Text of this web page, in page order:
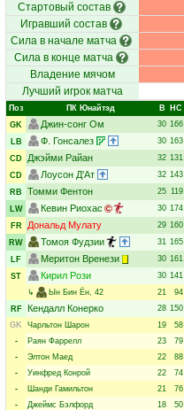
Стартовый состав
Игравший состав
Сила в начале матча
Сила в конце матча
Владение мячом
Лучший игрок матча
Поз ПК Юнайтэд В НC
GK
Джин-сонг Ом 30 166
LB
Ф. Гонсалез 30 163
CD
Джэйми Райан 32 131
CD
Лоусон Д'Ат 32 143
RB
Томми Фентон 25 119
LW
Кевин Риохас 30 174
FR
Дональд Мулату 29 160
RW
Томоя Фудзии 31 165
LF
Меритон Вренези 30 161
ST
Кирил Рози 30 141
↳
Ын Бин Ён, 42 21 94
RF
Кендалл Конерко 28 150
GK
Чарльтон Шарон 19 58
-
Раян Фаррелл 23 79
-
Элтон Маед 22 88
-
Уинфред Конрой 22 74
-
Шанди Гамильтон 21 76
-
Джеймс Бэлфорд 18 50